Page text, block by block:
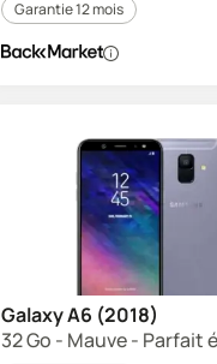
Garantie 12 mois
Galaxy A6 (2018)
32 Go - Mauve - Parfait